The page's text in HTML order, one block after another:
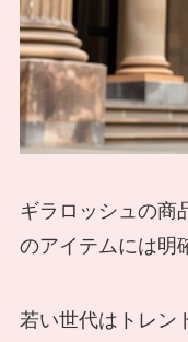
ギラロッシュの商
のアイテムには明
若い世代はトレン